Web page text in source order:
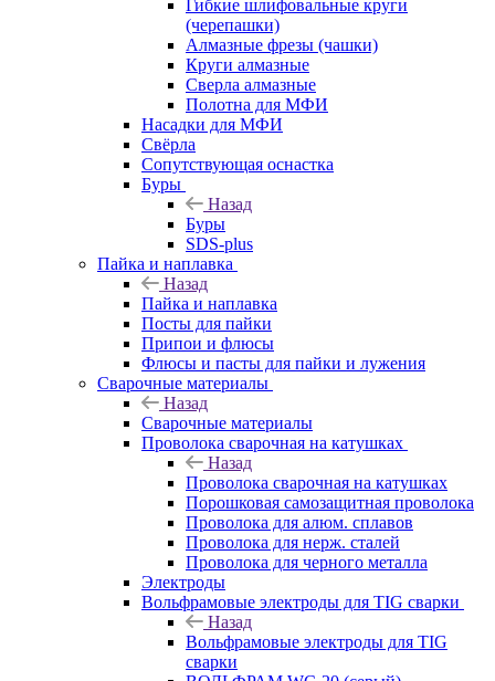
Гибкие шлифовальные круги
(черепашки)
Алмазные фрезы (чашки)
Круги алмазные
Сверла алмазные
Полотна для МФИ
Насадки для МФИ
Свёрла
Сопутствующая оснастка
Буры
Назад
Буры
SDS-plus
Пайка и наплавка
Назад
Пайка и наплавка
Посты для пайки
Припои и флюсы
Флюсы и пасты для пайки и лужения
Сварочные материалы
Назад
Сварочные материалы
Проволока сварочная на катушках
Назад
Проволока сварочная на катушках
Порошковая самозащитная проволока
Проволока для алюм. сплавов
Проволока для нерж. сталей
Проволока для черного металла
Электроды
Вольфрамовые электроды для TIG сварки
Назад
Вольфрамовые электроды для TIG
сварки